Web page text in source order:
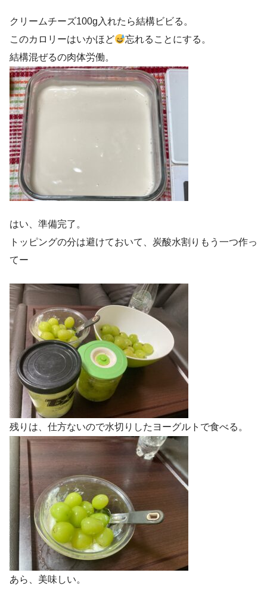
クリームチーズ100g入れたら結構ビビる。
このカロリーはいかほど
忘れることにする。
結構混ぜるの肉体労働。
はい、準備完了。
トッピングの分は避けておいて、炭酸水割りもう一つ作っ
てー
残りは、仕方ないので水切りしたヨーグルトで食べる。
あら、美味しい。